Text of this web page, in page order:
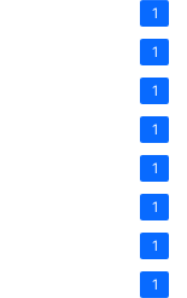
1
1
1
1
1
1
1
1